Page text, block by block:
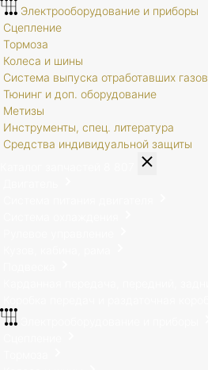
Электрооборудование и приборы
Сцепление
Тормоза
Колеса и шины
Система выпуска отработавших газов
Тюнинг и доп. оборудование
Метизы
Инструменты, спец. литература
Средства индивидуальной защиты